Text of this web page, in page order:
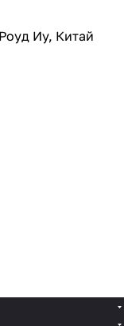
Иу, Китай